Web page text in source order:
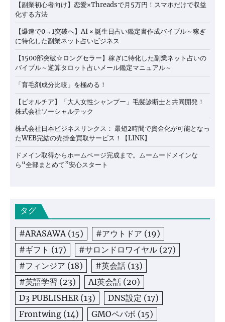
【副業初心者向け】恋愛×Threadsで月5万円！スマホだけで収益
化する方法
【爆速で0→1突破へ】AI × 誕生日占い鑑定書作成バイブル～稼ぎ
に特化した副業ネット占いビジネス
【1500部突破☆ロングセラー】稼ぎに特化した副業ネット占いの
バイブル～逆算タロット占いメール鑑定マニュアル～
「育毛剤成分比較」を極める！
【ビオルチア】「大人女性シャンプー」毛髪診断士と共同開発！
株式会社ソーシャルテック
株式会社日本ビジネスリンクス： 最短2時間で資金化が可能となっ
たWEB完結の売掛金買取サービス！【LINK】
ドメイン取得からホームページ完成まで。ムームードメインな
ら“全部まとめて”安心スタート
タグ
#ARASAWA(15) #アウトドア (19)
#ギフト (17) #サロンドロワイヤル (27)
#フィンジア (18) #英会話 (13)
#英語学習 (23) AI英会話 (20)
D3 PUBLISHER(13) DNS設定 (17)
Frontwing (14) GMOペパボ (15)